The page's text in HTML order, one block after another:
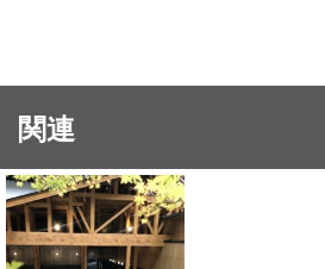
関連